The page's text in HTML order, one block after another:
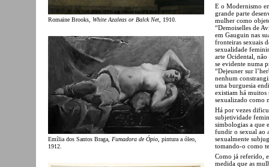
Romaine Brooks, White Azaleas or Balck Net, 1910.
Emília dos Santos Braga, Fumadora de Ópio, pintura a óleo,
1912.
E o Modernismo
grande parte
mulher como
“Demoiselles de
em Gauguin nas
fronteiras sexuais
sexualidade
arte Ocidental,
se evidente numa
“Dejeuner sur
nenhum
uma burguesia
existiam há
sexualizado como
Há por vezes
subjetividade
simbologias a que
fundir o sexual ao
sexualmente
tomando-o como
Como já referido,
medida que as